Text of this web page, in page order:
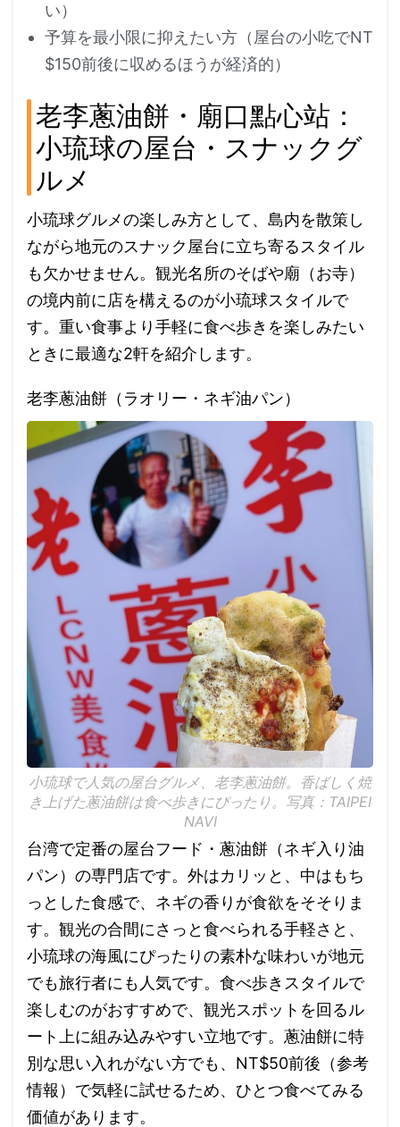
い）
予算を最小限に抑えたい方（屋台の小吃でNT
$150前後に収めるほうが経済的）
老李蔥油餅・廟口點心站：
小琉球の屋台・スナックグ
ルメ
小琉球グルメの楽しみ方として、島内を散策し
ながら地元のスナック屋台に立ち寄るスタイル
も欠かせません。観光名所のそばや廟（お寺）
の境内前に店を構えるのが小琉球スタイルで
す。重い食事より手軽に食べ歩きを楽しみたい
ときに最適な2軒を紹介します。
老李蔥油餅（ラオリー・ネギ油パン）
小琉球で人気の屋台グルメ、老李蔥油餅。香ばしく焼
き上げた蔥油餅は食べ歩きにぴったり。写真：TAIPEI
NAVI
台湾で定番の屋台フード・蔥油餅（ネギ入り油
パン）の専門店です。外はカリッと、中はもち
っとした食感で、ネギの香りが食欲をそそりま
す。観光の合間にさっと食べられる手軽さと、
小琉球の海風にぴったりの素朴な味わいが地元
でも旅行者にも人気です。食べ歩きスタイルで
楽しむのがおすすめで、観光スポットを回るル
ート上に組み込みやすい立地です。蔥油餅に特
別な思い入れがない方でも、NT$50前後（参考
情報）で気軽に試せるため、ひとつ食べてみる
価値があります。